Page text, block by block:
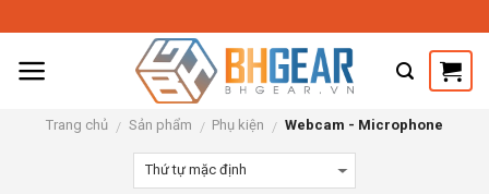
content
Trang chủ / Sản phẩm / Phụ kiện / Webcam - Microphone